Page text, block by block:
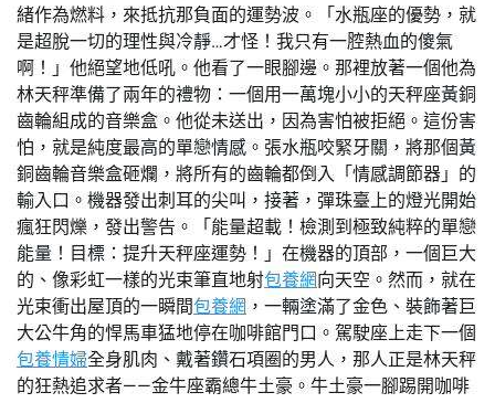
緒作為燃料，來抵抗那負面的運勢波。「水瓶座的優勢，就
是超脫一切的理性與冷靜…才怪！我只有一腔熱血的傻氣
啊！」他絕望地低吼。他看了一眼腳邊。那裡放著一個他為
林天秤準備了兩年的禮物：一個用一萬塊小小的天秤座黃銅
齒輪組成的音樂盒。他從未送出，因為害怕被拒絕。這份害
怕，就是純度最高的單戀情感。張水瓶咬緊牙關，將那個黃
銅齒輪音樂盒砸爛，將所有的齒輪都倒入「情感調節器」的
輸入口。機器發出刺耳的尖叫，接著，彈珠臺上的燈光開始
瘋狂閃爍，發出警告。「能量超載！檢測到極致純粹的單戀
能量！目標：提升天秤座運勢！」在機器的頂部，一個巨大
的、像彩虹一樣的光束筆直地射包養網向天空。然而，就在
光束衝出屋頂的一瞬間包養網 ，一輛塗滿了金色、裝飾著巨
大公牛角的悍馬車猛地停在咖啡館門口。駕駛座上走下一個
包養情婦全身肌肉、戴著鑽石項圈的男人，那人正是林天秤
的狂熱追求者——金牛座霸總牛土豪。牛土豪一腳踢開咖啡